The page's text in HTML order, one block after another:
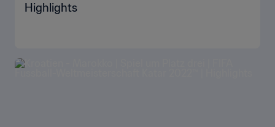
Highlights